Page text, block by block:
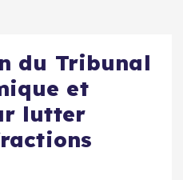
du Tribunal
et
lutter